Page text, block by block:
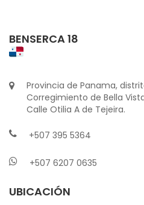
BENSERCA 18
Provincia de Panama,
Corregimiento de Bella
Calle Otilia A de Tejeira.
+507 395 5364
+507 6207 0635
UBICACIÓN